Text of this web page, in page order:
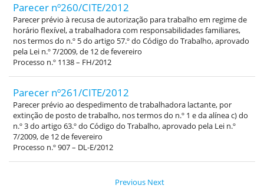
Parecer nº260/CITE/2012
Parecer prévio à recusa de autorização para trabalho em regime de
horário flexível, a trabalhadora com responsabilidades familiares,
nos termos do n.º 5 do artigo 57.º do Código do Trabalho, aprovado
pela Lei n.º 7/2009, de 12 de fevereiro
Processo n.º 1138 – FH/2012
Parecer nº261/CITE/2012
Parecer prévio ao despedimento de trabalhadora lactante, por
extinção de posto de trabalho, nos termos do n.º 1 e da alínea c) do
n.º 3 do artigo 63.º do Código do Trabalho, aprovado pela Lei n.º
7/2009, de 12 de fevereiro
Processo n.º 907 – DL-E/2012
Previous Next